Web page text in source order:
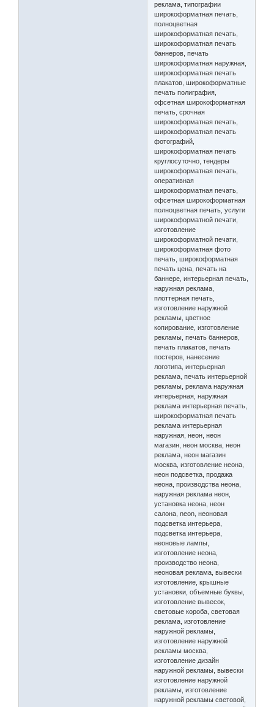
реклама, типографии
широкоформатная печать,
полноцветная
широкоформатная печать,
широкоформатная печать
баннеров, печать
широкоформатная наружная,
широкоформатная печать
плакатов, широкоформатные
печать полиграфия,
офсетная широкоформатная
печать, срочная
широкоформатная печать,
широкоформатная печать
фотографий,
широкоформатная печать
круглосуточно, тендеры
широкоформатная печать,
оперативная
широкоформатная печать,
офсетная широкоформатная
полноцветная печать, услуги
широкоформатной печати,
изготовление
широкоформатной печати,
широкоформатная фото
печать, широкоформатная
печать цена, печать на
баннере, интерьерная печать,
наружная реклама,
плоттерная печать,
изготовление наружной
рекламы, цветное
копирование, изготовление
рекламы, печать баннеров,
печать плакатов, печать
постеров, нанесение
логотипа, интерьерная
реклама, печать интерьерной
рекламы, реклама наружная
интерьерная, наружная
реклама интерьерная печать,
широкоформатная печать
реклама интерьерная
наружная, неон, неон
магазин, неон москва, неон
реклама, неон магазин
москва, изготовление неона,
неон подсветка, продажа
неона, производства неона,
наружная реклама неон,
установка неона, неон
салона, neon, неоновая
подсветка интерьера,
подсветка интерьера,
неоновые лампы,
изготовление неона,
производство неона,
неоновая реклама, вывески
изготовление, крышные
установки, объемные буквы,
изготовление вывесок,
световые короба, световая
реклама, изготовление
наружной рекламы,
изготовление наружной
рекламы москва,
изготовление дизайн
наружной рекламы, вывески
изготовление наружной
рекламы, изготовление
наружной рекламы световой,